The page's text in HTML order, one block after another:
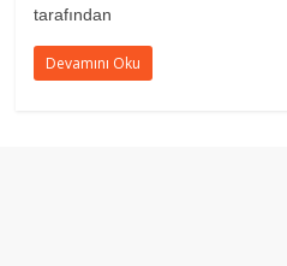
tarafından
Devamını Oku